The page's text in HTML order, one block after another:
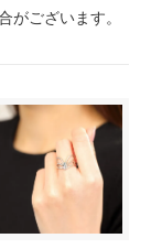
がございます。